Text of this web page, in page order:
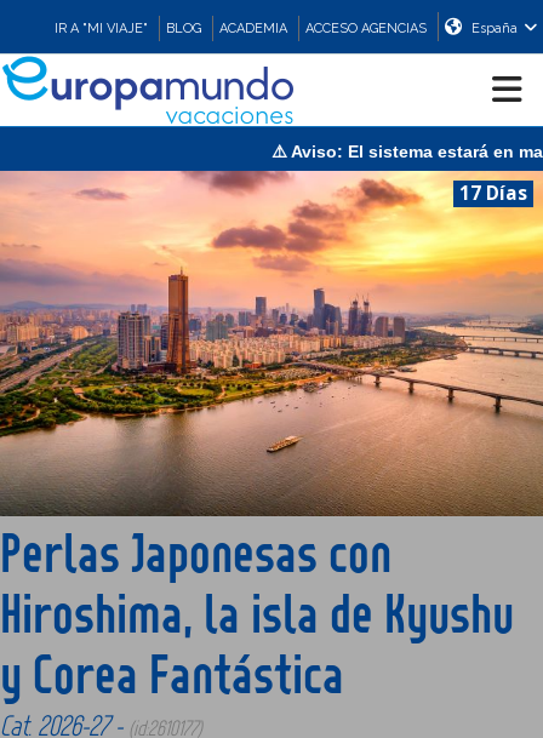
IR A "MI VIAJE" BLOG ACADEMIA ACCESO AGENCIAS España
CRUCEROS
EUROPA
ASIA
ORIENTE
PROMOCIONES
CONTACTO
MÁS
⚠️ Aviso: El sistema estará en mantenimiento
17 Días
Perlas Japonesas con
Hiroshima, la isla de Kyushu
y Corea Fantástica
Cat. 2026-27 - (id:2610177)